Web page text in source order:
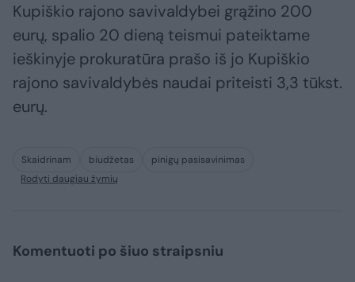
Kupiškio rajono savivaldybei grąžino 200
eurų, spalio 20 dieną teismui pateiktame
ieškinyje prokuratūra prašo iš jo Kupiškio
rajono savivaldybės naudai priteisti 3,3 tūkst.
eurų.
Skaidrinam biudžetas
pinigų pasisavinimas
Rodyti daugiau žymių
Komentuoti po šiuo straipsniu